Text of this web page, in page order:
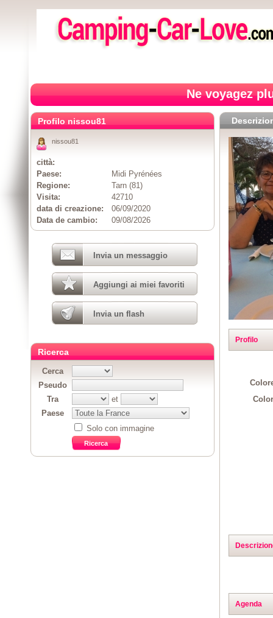
Ne voyagez
Profilo
Agenda
Profilo nissou81
nissou81
città:
Paese:
Midi Pyrénées
Regione:
Tarn (81)
Visita:
42710
data di creazione:
06/09/2020
Data de cambio:
09/08/2026
Invia un messaggio
Aggiungi ai miei favoriti
Invia un flash
Ricerca
Cerca
Pseudo
Tra
et
Paese
Solo con immagine